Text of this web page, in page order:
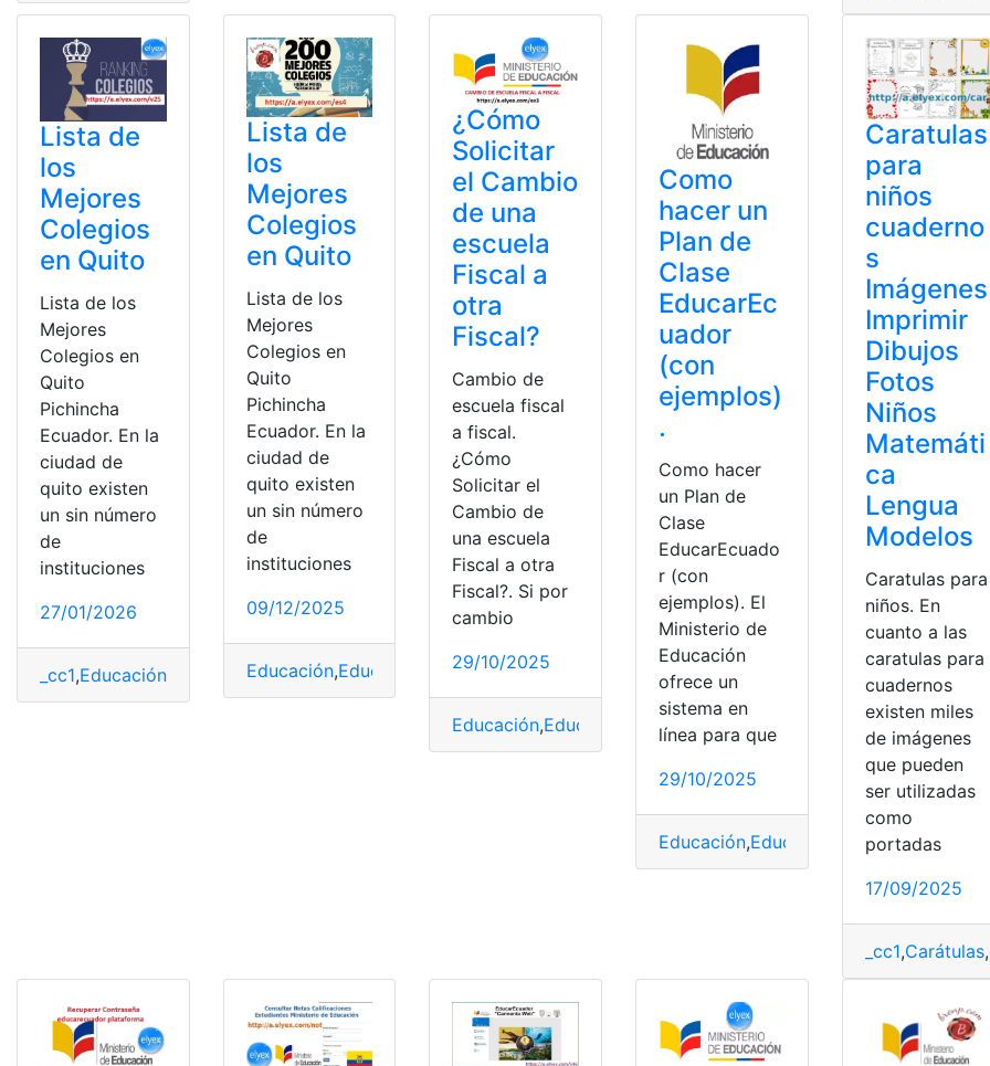
Lista de
los
Mejores
Colegios
en Quito
Lista de los
Mejores
Colegios en
Quito
Pichincha
Ecuador. En la
ciudad de
quito existen
un sin número
de
instituciones
27/01/2026
_cc1,Educación EducarEcuador,Herramientas Ecuador,Ministerio de Educación,top1
Lista de
los
Mejores
Colegios
en Quito
Lista de los
Mejores
Colegios en
Quito
Pichincha
Ecuador. En la
ciudad de
quito existen
un sin número
de
instituciones
09/12/2025
Educación,EducarEcuador,Herramientas Ecuador Ministerio de Educación ,top1,top2
¿Cómo
Solicitar
el Cambio
de una
escuela
Fiscal a
otra
Fiscal?
Cambio de
escuela fiscal
a fiscal.
¿Cómo
Solicitar el
Cambio de
una escuela
Fiscal a otra
Fiscal?. Si por
cambio
29/10/2025
Educación,Educación básica Educación General Básica,
Como
hacer un
Plan de
Clase
EducarEc
uador
(con
ejemplos)
.
Como hacer
un Plan de
Clase
EducarEcuado
r (con
ejemplos). El
Ministerio de
Educación
ofrece un
sistema en
línea para que
29/10/2025
Educación,EducarEcuador,
Caratulas
para
niños
cuaderno
s
Imágenes
Imprimir
Dibujos
Fotos
Niños
Matemáti
ca
Lengua
Modelos
Caratulas para
niños. En
cuanto a las
caratulas para
cuadernos
existen miles
de imágenes
que pueden
ser utilizadas
como
portadas
17/09/2025
_cc1,Carátulas,